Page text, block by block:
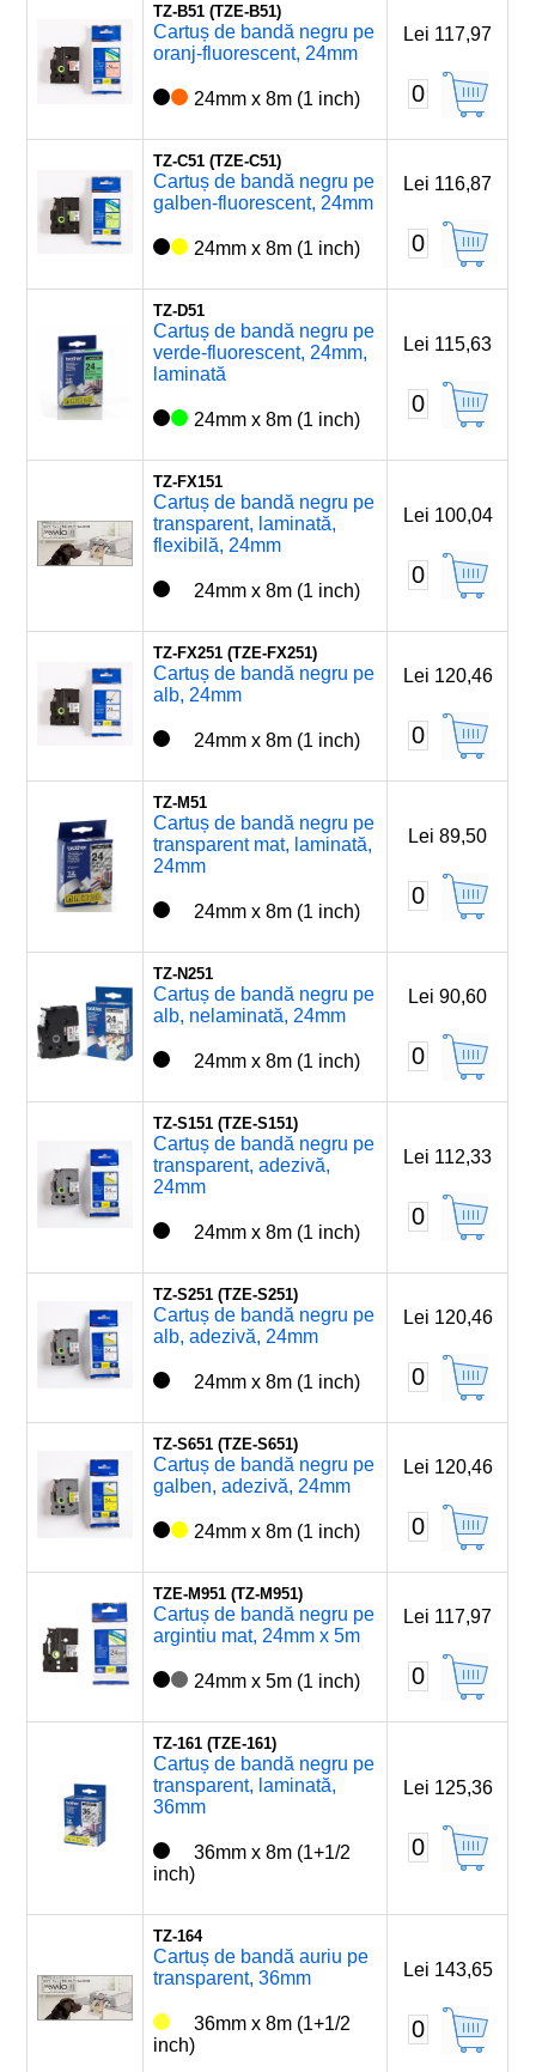
TZ-B51 (TZE-B51)
Cartuș de bandă negru pe
oranj-fluorescent, 24mm
24mm x 8m (1 inch)
Lei 117,97
0
TZ-C51 (TZE-C51)
Cartuș de bandă negru pe
galben-fluorescent, 24mm
24mm x 8m (1 inch)
Lei 116,87
0
TZ-D51
Cartuș de bandă negru pe
verde-fluorescent, 24mm,
laminată
24mm x 8m (1 inch)
Lei 115,63
0
TZ-FX151
Cartuș de bandă negru pe
transparent, laminată,
flexibilă, 24mm
24mm x 8m (1 inch)
Lei 100,04
0
TZ-FX251 (TZE-FX251)
Cartuș de bandă negru pe
alb, 24mm
24mm x 8m (1 inch)
Lei 120,46
0
TZ-M51
Cartuș de bandă negru pe
transparent mat, laminată,
24mm
24mm x 8m (1 inch)
Lei 89,50
0
TZ-N251
Cartuș de bandă negru pe
alb, nelaminată, 24mm
24mm x 8m (1 inch)
Lei 90,60
0
TZ-S151 (TZE-S151)
Cartuș de bandă negru pe
transparent, adezivă,
24mm
24mm x 8m (1 inch)
Lei 112,33
0
TZ-S251 (TZE-S251)
Cartuș de bandă negru pe
alb, adezivă, 24mm
24mm x 8m (1 inch)
Lei 120,46
0
TZ-S651 (TZE-S651)
Cartuș de bandă negru pe
galben, adezivă, 24mm
24mm x 8m (1 inch)
Lei 120,46
0
TZE-M951 (TZ-M951)
Cartuș de bandă negru pe
argintiu mat, 24mm x 5m
24mm x 5m (1 inch)
Lei 117,97
0
TZ-161 (TZE-161)
Cartuș de bandă negru pe
transparent, laminată,
36mm
36mm x 8m (1+1/2
inch)
Lei 125,36
0
TZ-164
Cartuș de bandă auriu pe
transparent, 36mm
36mm x 8m (1+1/2
inch)
Lei 143,65
0